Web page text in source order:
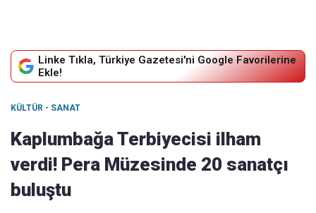
Linke Tıkla, Türkiye Gazetesi'ni Google Favorilerine
Ekle!
KÜLTÜR - SANAT
Kaplumbağa Terbiyecisi ilham
verdi! Pera Müzesinde 20 sanatçı
buluştu